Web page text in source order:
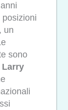
un
sono
Larry